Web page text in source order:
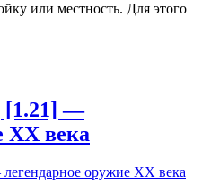
или местность. Для этого
[1.21] —
XX века